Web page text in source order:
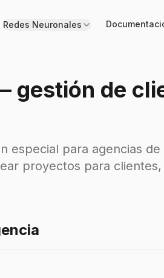
Redes Neuronales
gestión de
especial para agencias
proyectos para